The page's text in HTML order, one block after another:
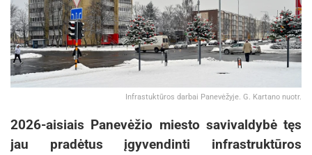
Infrastuktūros darbai Panevėžyje. G. Kartano nuotr.
2026-aisiais Panevėžio miesto savivaldybė tęs
jau pradėtus įgyvendinti infrastruktūros